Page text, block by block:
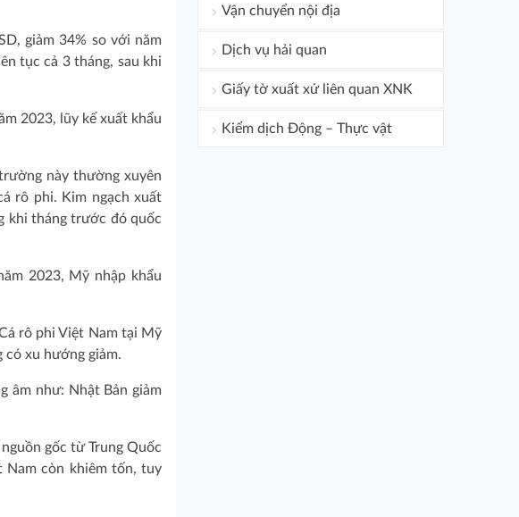
giảm 34% so với năm
tục cả 3 tháng, sau khi
2023, lũy kế xuất khẩu
này thường xuyên
rô phi. Kim ngạch xuất
khi tháng trước đó quốc
2023, Mỹ nhập khẩu
rô phi Việt Nam tại Mỹ
có xu hướng giảm.
âm như: Nhật Bản giảm
gốc từ Trung Quốc
Nam còn khiêm tốn, tuy
Vận chuyển nội địa
Dịch vụ hải quan
Giấy tờ xuất xứ liên quan XNK
Kiểm dịch Động – Thực vật